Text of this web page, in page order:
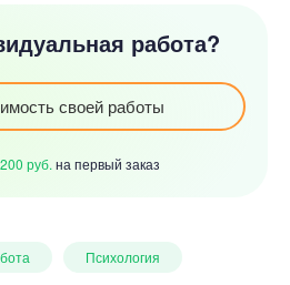
работа?
своей работы
200 руб. на первый заказ
Психология